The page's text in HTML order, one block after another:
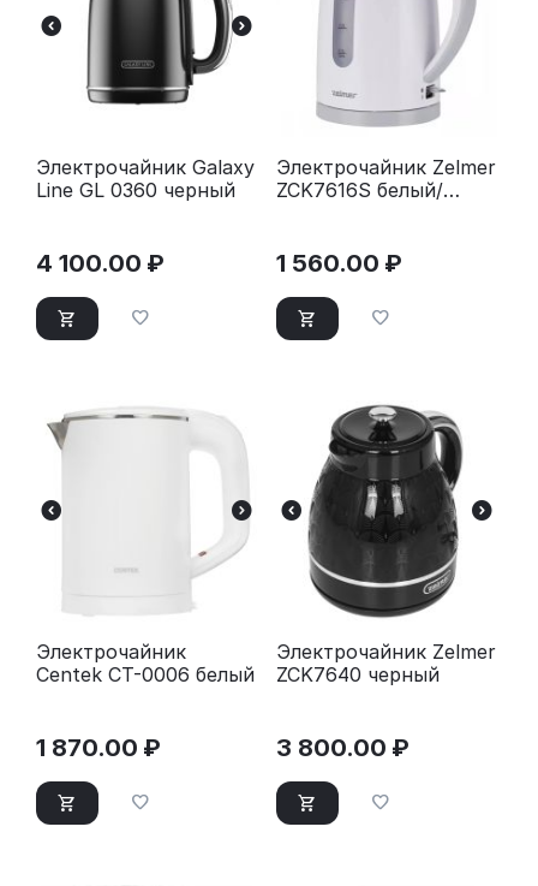
Электрочайник Galaxy
Line GL 0360 черный
4 100.00 ₽
Электрочайник Zelmer
ZCK7616S белый/
1 560.00 ₽
Электрочайник
Centek CT-0006 белый
1 870.00 ₽
Электрочайник Zelmer
ZCK7640 черный
3 800.00 ₽